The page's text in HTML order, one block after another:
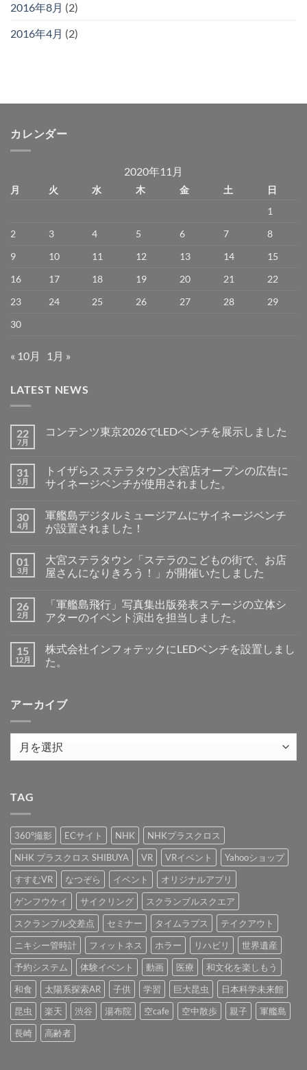
2016年8月 (2)
2016年4月 (2)
カレンダー
2020年11月
月 火 水 木 金 土
日
1
2
3 4 5 6 7
8
9
10 11 12 13 14
15
16
17 18 19 20 21
22
23
24 25 26 27 28
29
30
« 10月 1月 »
LATEST NEWS
22
7月
コンテンツ東京2026でLEDベンチを展示しました
ン
ツ
東
で
LED
ベ
を
展
示
た
へ
ト
は
ま
り
ま
せ
31
5月
トイザらス ステラタウン大宮店オープンの広告に
サイネージベンチが使用されました。
ザ
ら
ス
ラ
タ
ウ
店
オ
ン
の
広
イ
ネ
ン
た。
へ
の
ン
ト
は
あ
り
ま
30
4月
軍艦島デジタルミュージアムにサイネージベンチ
が設置されました！
島
デ
ジ
ュ
ー
ム
に
サ
ジ
ベ
設
ン
ト
は
あ
り
ま
01
3月
大宮ステラタウン「ステラのこどもの街で、お店
屋さんになりきろう！」が開催いたしました
テ
ラ
ン
「ス
テ
ど
も
お
ろ
う！」
が
開
催
い
た
し
ま
し
た
へ
の
ン
ト
は
あ
り
ま
26
2月
「軍艦島飛行」写真集出版発表ステージの立体シ
アターのイベント演出を担当しました。
島
飛
行」
出
版
テ
ー
の
イ
ベ
ン
ト
演
出
を
担
当
し
ま
し
た。
へ
の
ン
ト
は
り
ま
15
12月
株式会社インフォテックにLEDベンチを設置しまし
た。
社
イ
テ
設
置
し
ま
し
た。
へ
の
ト
は
り
アーカイブ
ブ
TAG
360°撮影 ECサイト NHK
NHKプラスクロス
NHK プラスクロス SHIBUYA
VR VRイベント
Yahooショップ
すすむVR
なつぞら イベント
オリジナルアプリ
ゲンフウケイ
サイクリング
スクランブルスクエア
スクランブル交差点
セミナー タイムラプス
テイクアウト
ニキシー管時計
フィットネス ホラー リハビリ
世界遺産
予約システム
体験イベント 動画 医療
和文化を楽しもう
和食
太陽系探索AR 子供 学習 巨大昆虫
日本科学未来館
昆虫
楽天 渋谷 湯布院 空cafe 空中散歩 親子
軍艦島
長崎
高齢者